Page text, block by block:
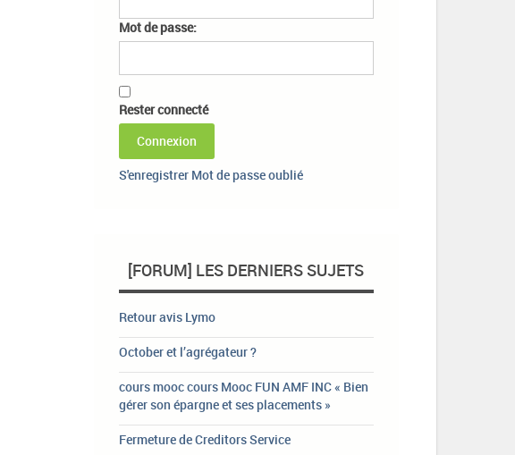
Mot de passe:
Rester connecté
Connexion
S'enregistrer Mot de passe oublié
[FORUM] LES DERNIERS SUJETS
Retour avis Lymo
October et l’agrégateur ?
cours mooc cours Mooc FUN AMF INC « Bien
gérer son épargne et ses placements »
Fermeture de Creditors Service